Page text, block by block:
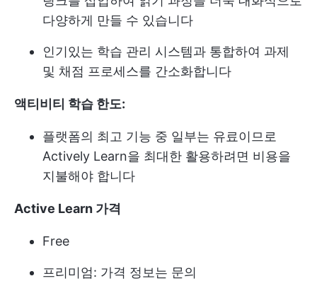
다양하게 만들 수 있습니다
인기있는 학습 관리 시스템과 통합하여 과제
및 채점 프로세스를 간소화합니다
액티비티 학습 한도:
플랫폼의 최고 기능 중 일부는 유료이므로
Actively Learn을 최대한 활용하려면 비용을
지불해야 합니다
Active Learn 가격
Free
프리미엄: 가격 정보는 문의